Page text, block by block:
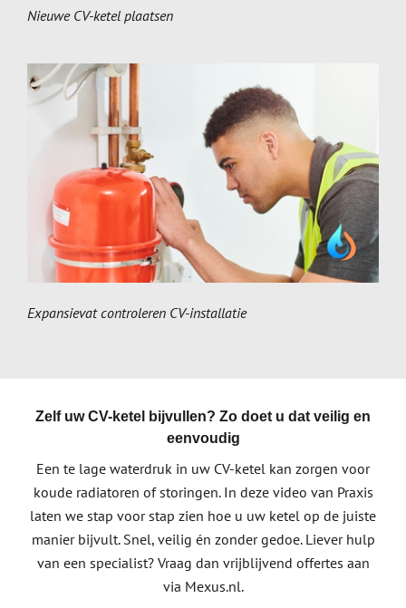
Nieuwe CV-ketel plaatsen
Expansievat controleren CV-installatie
Zelf uw CV-ketel bijvullen? Zo doet u dat veilig en
eenvoudig
Een te lage waterdruk in uw CV-ketel kan zorgen voor
koude radiatoren of storingen. In deze video van Praxis
laten we stap voor stap zien hoe u uw ketel op de juiste
manier bijvult. Snel, veilig én zonder gedoe. Liever hulp
van een specialist? Vraag dan vrijblijvend offertes aan
via Mexus.nl.